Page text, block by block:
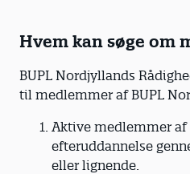
Hvem kan søge om
BUPL Nordjyllands
til medlemmer af BUPL
Aktive medlemmer af
efteruddannelse
eller lignende.